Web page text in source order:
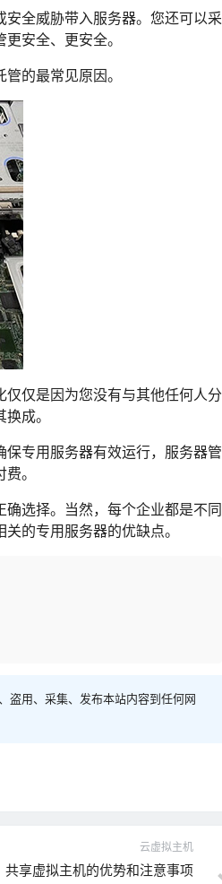
全威胁带入服务器。您还可以采
安全、更安全。
的最常见原因。
仅是因为您没有与其他任何人分
成。
专用服务器有效运行，服务器管
。
选择。当然，每个企业都是不同
的专用服务器的优缺点。
盗用、采集、发布本站内容到任何网
云虚拟主机
享虚拟主机的优势和注意事项